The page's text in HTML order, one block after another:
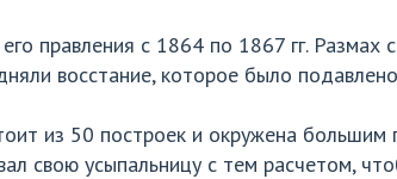
правления с 1864 по 1867 гг. Размах
восстание, которое было
из 50 построек и окружена большим
свою усыпальницу с тем расчетом,